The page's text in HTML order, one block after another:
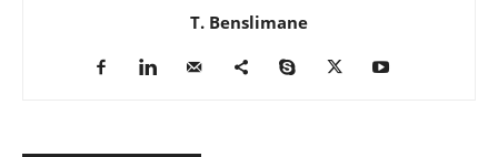
T. Benslimane